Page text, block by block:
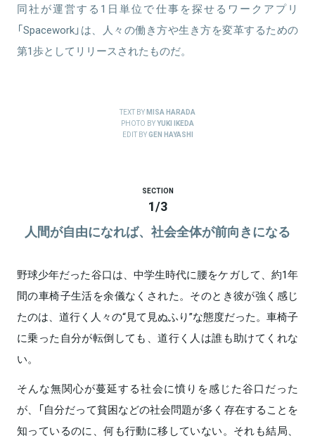
同社が運営する1日単位で仕事を探せるワークアプリ
「Spacework」は、人々の働き方や生き方を変革するための
第1歩としてリリースされたものだ。
TEXT BYMISA HARADA
PHOTO BYYUKI IKEDA
EDIT BYGEN HAYASHI
SECTION
1/3
人間が自由になれば、社会全体が前向きになる
野球少年だった谷口は、中学生時代に腰をケガして、約1年
間の車椅子生活を余儀なくされた。そのとき彼が強く感じ
たのは、道行く人々の“見て見ぬふり”な態度だった。車椅子
に乗った自分が転倒しても、道行く人は誰も助けてくれな
い。
そんな無関心が蔓延する社会に憤りを感じた谷口だった
が、「自分だって貧困などの社会問題が多く存在することを
知っているのに、何も行動に移していない。それも結局、